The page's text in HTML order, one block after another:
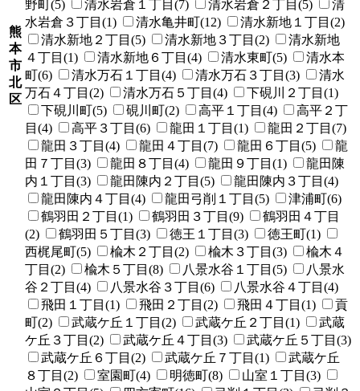
熊
本
市
北
区
野町(5)
清水岩倉１丁目(7) 清水岩倉２丁目(5)
清
水岩倉３丁目(1)
清水亀井町(12)
清水新地１丁目(2)
清水新地２丁目(5)
清水新地３丁目(2)
清水新地
４丁目(1)
清水新地６丁目(4) 清水東町(5)
清水本
町(6)
清水万石１丁目(4) 清水万石３丁目(3)
清水
万石４丁目(2)
清水万石５丁目(4)
下硯川２丁目(1)
下硯川町(5)
硯川町(2) 高平１丁目(4)
高平２丁
目(4)
高平３丁目(6) 龍田１丁目(1)
龍田２丁目(7)
龍田３丁目(4)
龍田４丁目(7) 龍田６丁目(5)
龍
田７丁目(3)
龍田８丁目(4) 龍田９丁目(1)
龍田陳
内１丁目(3)
龍田陳内２丁目(5)
龍田陳内３丁目(4)
龍田陳内４丁目(4)
龍田弓削１丁目(5)
津浦町(6)
鶴羽田２丁目(1)
鶴羽田３丁目(9)
鶴羽田４丁目
(2)
鶴羽田５丁目(3) 徳王１丁目(3)
徳王町(1)
西梶尾町(5)
楡木２丁目(2) 楡木３丁目(3)
楡木４
丁目(2)
楡木５丁目(8) 八景水谷１丁目(5)
八景水
谷２丁目(4)
八景水谷３丁目(6)
八景水谷４丁目(4)
飛田１丁目(1)
飛田２丁目(2) 飛田４丁目(1)
貢
町(2)
武蔵ケ丘１丁目(2) 武蔵ケ丘２丁目(1)
武蔵
ケ丘３丁目(2)
武蔵ケ丘４丁目(3)
武蔵ケ丘５丁目(3)
武蔵ケ丘６丁目(2)
武蔵ケ丘７丁目(1)
武蔵ケ丘
８丁目(2)
室園町(4) 明徳町(8)
山室１丁目(3)